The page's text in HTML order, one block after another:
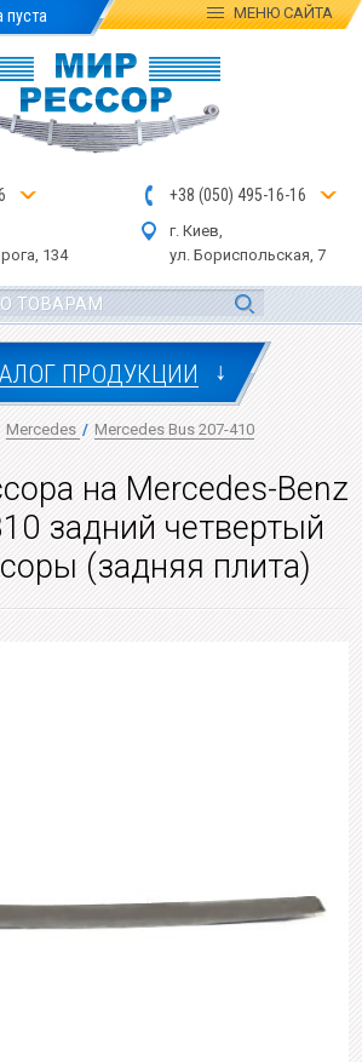
пуста МЕНЮСАЙТА
ога, 134
+38 (050) 495-16-16
г. Киев,
ул. Бориспольская, 7
ПРОДУКЦИИ ↓
Mercedes / Mercedes Bus 207-410
на Mercedes-Benz
задний четвертый
(задняя плита)